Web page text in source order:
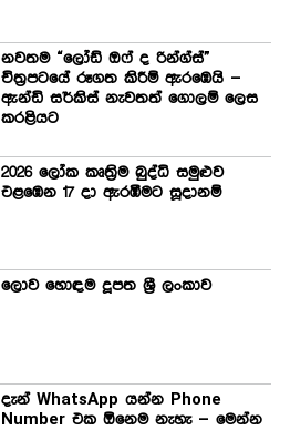
නවතම “ලෝඩ් ඔෆ් ද රින්ග්ස්”
චිත්‍රපටයේ රූගත කිරීම් ඇරඹෙයි –
ඇන්ඩි සර්කිස් නැවතත් ගොලම් ලෙස
කරළියට
2026 ලෝක කෘත්‍රිම බුද්ධි සමුළුව
එළඹෙන 17 දා ඇරඹීමට සූදානම්
ලොව හොඳම දූපත ශ්‍රී ලංකාව
දැන් WhatsApp යන්න Phone
Number එක ඕනෙම නැහැ – මෙන්න